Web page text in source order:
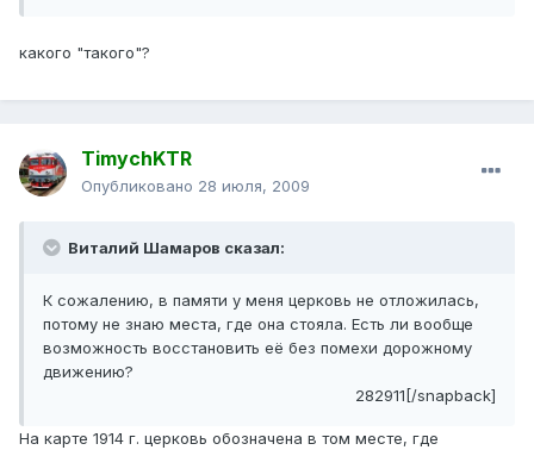
какого "такого"?
TimychKTR
Опубликовано 28 июля, 2009
Виталий Шамаров сказал:
К сожалению, в памяти у меня церковь не отложилась,
потому не знаю места, где она стояла. Есть ли вообще
возможность восстановить её без помехи дорожному
движению?
282911[/snapback]
На карте 1914 г. церковь обозначена в том месте, где